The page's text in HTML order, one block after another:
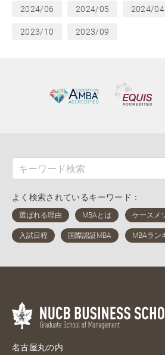
2024/06 2024/05 2024/04
2023/10 2023/09
よく検索されているキーワード：
名古屋丸の内